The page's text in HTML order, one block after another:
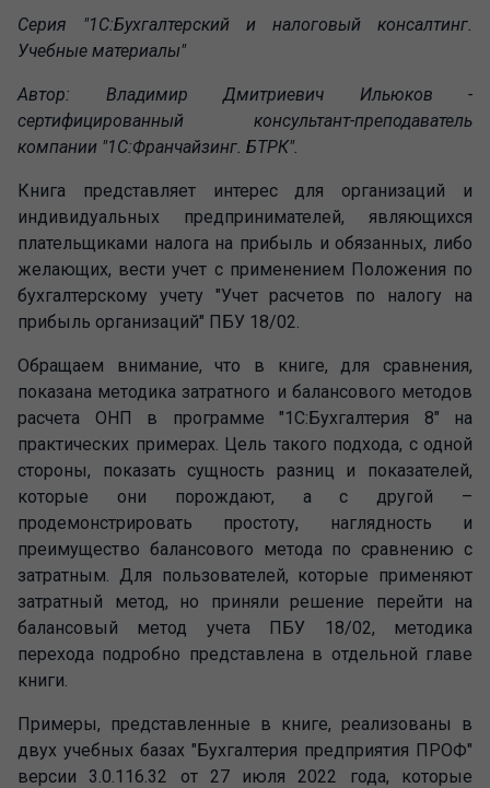
Серия "1С:Бухгалтерский и налоговый консалтинг.
Учебные материалы"
Автор: Владимир Дмитриевич Ильюков -
сертифицированный консультант-преподаватель
компании "1С:Франчайзинг. БТРК".
Книга представляет интерес для организаций и
индивидуальных предпринимателей, являющихся
плательщиками налога на прибыль и обязанных, либо
желающих, вести учет с применением Положения по
бухгалтерскому учету "Учет расчетов по налогу на
прибыль организаций" ПБУ 18/02.
Обращаем внимание, что в книге, для сравнения,
показана методика затратного и балансового методов
расчета ОНП в программе "1С:Бухгалтерия 8" на
практических примерах. Цель такого подхода, с одной
стороны, показать сущность разниц и показателей,
которые они порождают, а с другой –
продемонстрировать простоту, наглядность и
преимущество балансового метода по сравнению с
затратным. Для пользователей, которые применяют
затратный метод, но приняли решение перейти на
балансовый метод учета ПБУ 18/02, методика
перехода подробно представлена в отдельной главе
книги.
Примеры, представленные в книге, реализованы в
двух учебных базах "Бухгалтерия предприятия ПРОФ"
версии 3.0.116.32 от 27 июля 2022 года, которые